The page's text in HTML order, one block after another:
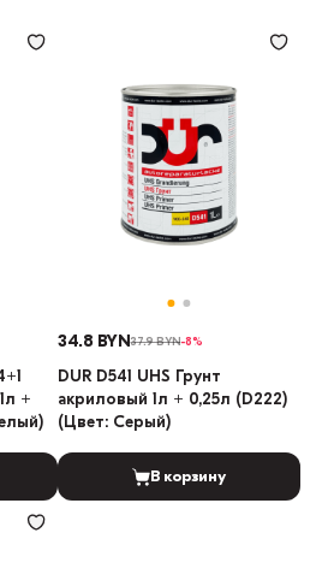
+
34.8 BYN37.9 BYN-8%
DUR D541 UHS Грунт
акриловый 1л + 0,25л (D222)
(Цвет: Серый)
В корзину